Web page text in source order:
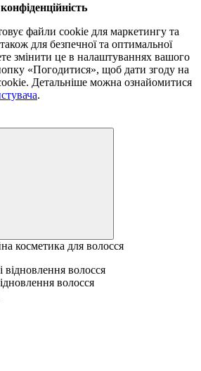
файли cookie для маркетингу та
для безпечної та оптимальної
змінити це в налаштуваннях вашого
«Погодитися», щоб дати згоду на
Детальніше можна ознайомитися
.
косметика для волосся
волосся